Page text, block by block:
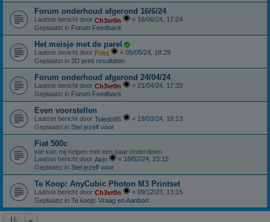
Forum onderhoud afgerond 16/6/24
Laatste bericht door Ch3vr0n « 16/06/24, 17:24
Geplaatst in Forum Feedback
Het meisje met de parel
Laatste bericht door Frits « 05/05/24, 18:29
Geplaatst in 3D print resultaten
Forum onderhoud afgerond 24/04/24
Laatste bericht door Ch3vr0n « 21/04/24, 17:33
Geplaatst in Forum Feedback
Even voorstellen
Laatste bericht door Toledo85 « 19/03/24, 16:13
Geplaatst in Stel jezelf voor
Fiat 500c
wie kan mij helpen met een paar onderdelen
Laatste bericht door Akin « 18/02/24, 23:15
Geplaatst in Stel jezelf voor
Te Koop: AnyCubic Photon M3 Printset
Laatste bericht door Ch3vr0n « 09/12/23, 13:15
Geplaatst in Te koop: Vraag en Aanbod